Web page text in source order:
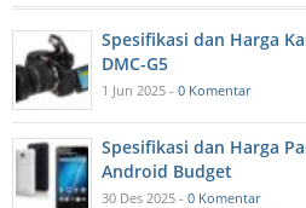
Spesifikasi dan Harga
DMC-G5
1 Jun 2025 - 0 Komentar
Spesifikasi dan Harga
Android Budget
30 Des 2025 - 0 Komentar